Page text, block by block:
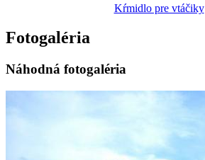
Kŕmidlo pre vtáčiky
Fotogaléria
Náhodná fotogaléria